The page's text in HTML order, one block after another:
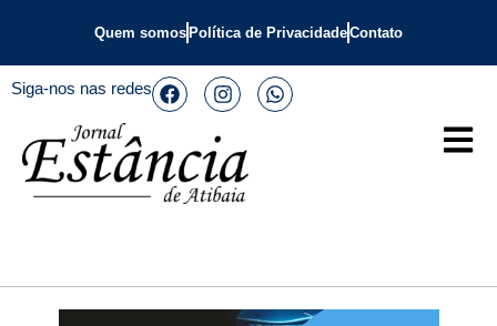
Quem somos Política de PrivacidadeContato
Siga-nos nas redes